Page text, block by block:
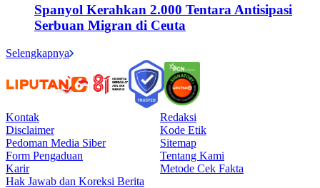
Spanyol Kerahkan 2.000 Tentara Antisipasi
Serbuan Migran di Ceuta
Selengkapnya
Kontak
Redaksi
Disclaimer
Kode Etik
Pedoman Media Siber
Sitemap
Form Pengaduan
Tentang Kami
Karir
Metode Cek Fakta
Hak Jawab dan Koreksi Berita